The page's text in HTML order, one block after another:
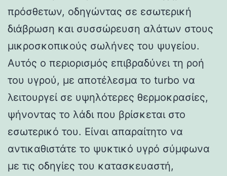
πρόσθετων, οδηγώντας σε εσωτερική
διάβρωση και συσσώρευση αλάτων στους
μικροσκοπικούς σωλήνες του ψυγείου.
Αυτός ο περιορισμός επιβραδύνει τη ροή
του υγρού, με αποτέλεσμα το turbo να
λειτουργεί σε υψηλότερες θερμοκρασίες,
ψήνοντας το λάδι που βρίσκεται στο
εσωτερικό του. Είναι απαραίτητο να
αντικαθιστάτε το ψυκτικό υγρό σύμφωνα
με τις οδηγίες του κατασκευαστή,